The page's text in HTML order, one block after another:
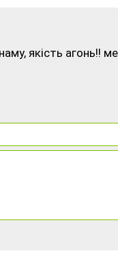
якість агонь!!